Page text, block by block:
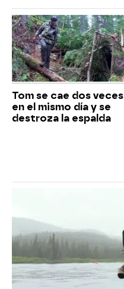
Tom se cae dos veces
en el mismo día y se
destroza la espalda